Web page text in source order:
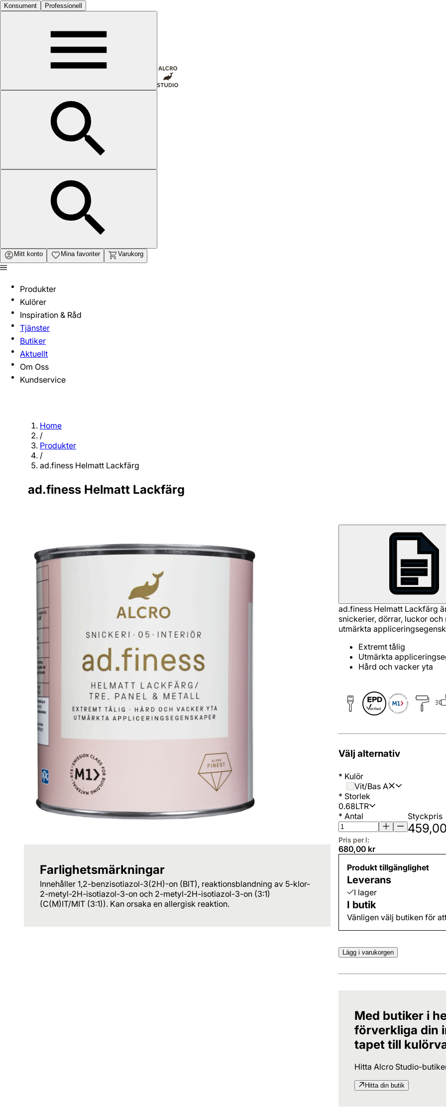
Konsument Professionell
Mitt konto Mina favoriter Varukorg
Produkter
Kulörer
Inspiration & Råd
Tjänster
Butiker
Aktuellt
Om Oss
Kundservice
Home
/
Produkter
/
ad.finess Helmatt Lackfärg
ad.finess Helmatt Lackfärg
Farlighetsmärkningar
Innehåller 1,2-benzisotiazol-3(2H)-on (BIT), reaktionsblandning av 5-klor-
2-metyl-2H-isotiazol-3-on och 2-metyl-2H-isotiazol-3-on (3:1)
(C(M)IT/MIT (3:1)). Kan orsaka en allergisk reaktion.
ad.finess Helmatt Lackfärg
snickerier, dörrar, luckor
utmärkta
Extremt tålig
Utmärkta
Hård och vacker yta
Välj alternativ
* Kulör
Vit/Bas A
* Storlek
0.68LTR
* Antal Styckpris
Pris per l:
680,00 kr
Produkt tillgänglighet
Leverans
I lager
I butik
Vänligen välj butiken för
Lägg i varukorgen
Med butiker i
förverkliga din
tapet till
Hitta Alcro Studio-
Hitta din butik